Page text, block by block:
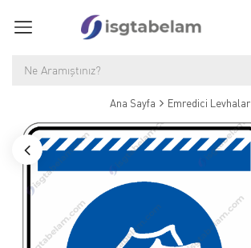
Ana Sayfa Emredici Levhalar